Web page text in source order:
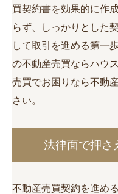
買契約書を効果的に作
らず、しっかりとした
して取引を進める第一
の不動産売買ならハウ
売買でお困りなら不動
さい。
法律面で押さ
不動産売買契約を進め